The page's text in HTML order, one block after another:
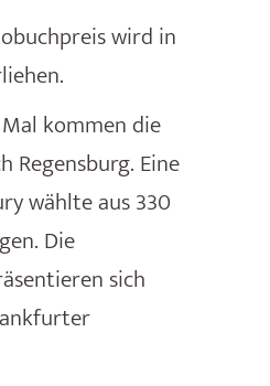
wird in
kommen die
Regensburg. Eine
wählte aus 330
Die
sich